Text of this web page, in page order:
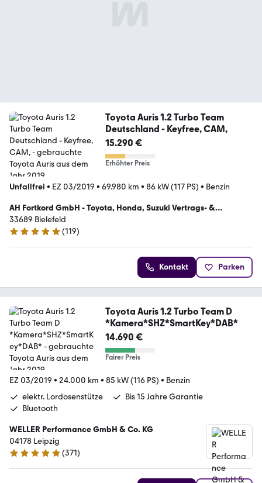
Toyota Auris 1.2 Turbo Team
Deutschland - Keyfree, CAM,
15.290 €
Erhöhter Preis
Unfallfrei • EZ 03/2019 • 69.980 km • 86 kW (117 PS) • Benzin
AH Fortkord GmbH - Toyota, Honda, Suzuki Vertrags- &
Servicepartner
33689 Bielefeld
4.8 Sterne
(119)
Kontakt Parken
Toyota Auris 1.2 Turbo Team D
*Kamera*SHZ*SmartKey*DAB*
14.690 €
Fairer Preis
EZ 03/2019 • 24.000 km • 85 kW (116 PS) • Benzin
elektr. Lordosenstütze
Bis 15 Jahre Garantie
Bluetooth
WELLER Performance GmbH & Co. KG
04178 Leipzig
4.8 Sterne
(371)